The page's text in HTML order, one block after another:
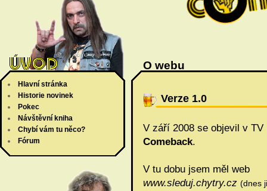
Hlavní stránka
Historie novinek
Pokec
Návštěvní kniha
Chybí vám tu něco?
Fórum
O webu
Verze 1.0
V září 2008 se objevil v TV
Comeback.
V tu dobu jsem měl web
www.sleduj.chytry.cz (dnes